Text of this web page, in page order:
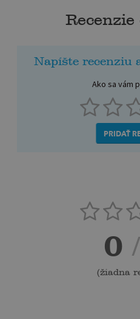
Napíšte recenziu
Ako sa vám
PRIDAŤ
0
(žiadna